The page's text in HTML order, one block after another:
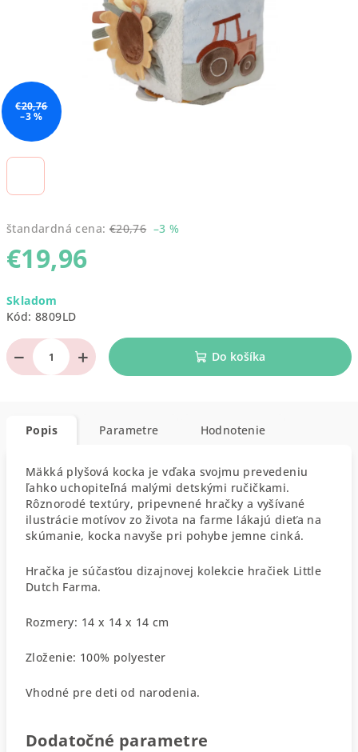
štandardná cena: €20,76 –3 %
€19,96
cena:
Skladom
Kód: 8809LD
+
− Do košíka
€20,76
–3 %
Popis Parametre Hodnotenie
Mäkká plyšová kocka je vďaka svojmu prevedeniu
ľahko uchopiteľná malými detskými ručičkami.
Rôznorodé textúry, pripevnené hračky a vyšívané
ilustrácie motívov zo života na farme lákajú dieťa na
skúmanie, kocka navyše pri pohybe jemne cinká.
Hračka je súčasťou dizajnovej kolekcie hračiek Little
Dutch Farma.
Rozmery: 14 x 14 x 14 cm
Zloženie: 100% polyester
Vhodné pre deti od narodenia.
Dodatočné parametre